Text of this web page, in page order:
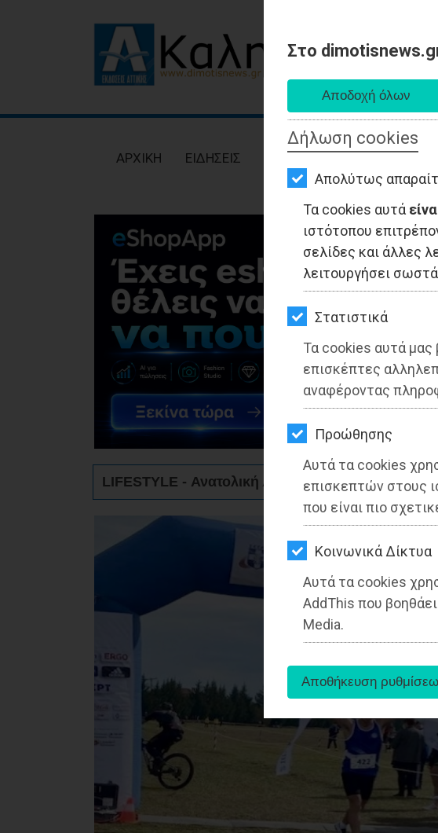
Στο
Δήλωση cookies
Απολύτως
Τα cookies αυτά
ιστότοπου
σελίδες και άλλες
λειτουργήσει
Στατιστικά
Τα cookies αυτά μας
επισκέπτες
αναφέροντας
Προώθησης
Αυτά τα cookies
επισκεπτών στους
που είναι πιο
Kοινωνικά Δίκτυα
Αυτά τα cookies
AddThis που
Media.
ΕΙΔΗΣΕΙΣ
ΟΙΚΟΝΟΜΙΑ
ΑΘΛΗΤΙΣΜΟΣ
ΠΟΛΙΤΙΣΜΟΣ
LIFESTYLE
ΤΑΞΙΔΙΑ
ΕΞΟΔΟΣ
ΠΕΡΙΒΑΛΛΟΝ
ΑΓΓΕΛΙΕΣ
ΕΦΗΜΕΡΙΔΕΣ
OΔΗΓΟΣ
ΨΙΘΥΡΟΙ
ΑΠΟΣΤΟΛΗ
ΑΡΘΡΩΝ
AΡΧΙΚΗ ΕΙΔΗΣΕΙΣ
LIFESTYLE - Ανατολική Αττική